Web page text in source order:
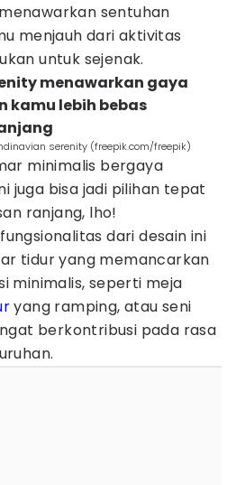
sentuhan
menjauh dari aktivitas
untuk sejenak.
menawarkan gaya
kamu lebih bebas
serenity (freepik.com/freepik)
minimalis bergaya
juga bisa jadi pilihan tepat
ranjang, lho!
dari desain ini
tidur yang memancarkan
minimalis, seperti meja
yang ramping, atau seni
berkontribusi pada rasa